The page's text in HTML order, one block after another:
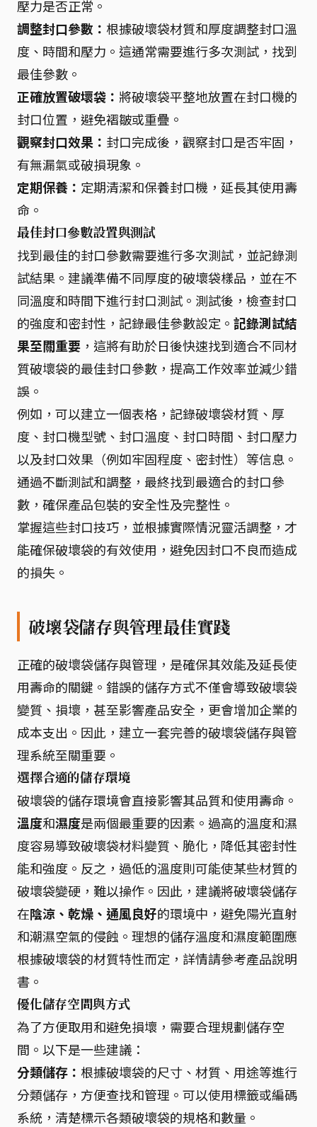
壓力是否正常。
調整封口參數： 根據破壞袋材質和厚度調整封口溫
度、時間和壓力。這通常需要進行多次測試，找到
最佳參數。
正確放置破壞袋： 將破壞袋平整地放置在封口機的
封口位置，避免褶皺或重疊。
觀察封口效果： 封口完成後，觀察封口是否牢固，
有無漏氣或破損現象。
定期保養： 定期清潔和保養封口機，延長其使用壽
命。
最佳封口參數設置與測試
找到最佳的封口參數需要進行多次測試，並記錄測
試結果。建議準備不同厚度的破壞袋樣品，並在不
同溫度和時間下進行封口測試。測試後，檢查封口
的強度和密封性，記錄最佳參數設定。 記錄測試結
果至關重要 ，這將有助於日後快速找到適合不同材
質破壞袋的最佳封口參數，提高工作效率並減少錯
誤。
例如，可以建立一個表格，記錄破壞袋材質、厚
度、封口機型號、封口溫度、封口時間、封口壓力
以及封口效果（例如牢固程度、密封性）等信息。
通過不斷測試和調整，最終找到最適合的封口參
數，確保產品包裝的安全性及完整性。
掌握這些封口技巧，並根據實際情況靈活調整，才
能確保破壞袋的有效使用，避免因封口不良而造成
的損失。
破壞袋儲存與管理最佳實踐
正確的破壞袋儲存與管理，是確保其效能及延長使
用壽命的關鍵。錯誤的儲存方式不僅會導致破壞袋
變質、損壞，甚至影響產品安全，更會增加企業的
成本支出。因此，建立一套完善的破壞袋儲存與管
理系統至關重要。
選擇合適的儲存環境
破壞袋的儲存環境會直接影響其品質和使用壽命。
溫度和濕度是兩個最重要的因素。過高的溫度和濕
度容易導致破壞袋材料變質、脆化，降低其密封性
能和強度。反之，過低的溫度則可能使某些材質的
破壞袋變硬，難以操作。因此，建議將破壞袋儲存
在陰涼、乾燥、通風良好的環境中，避免陽光直射
和潮濕空氣的侵蝕。理想的儲存溫度和濕度範圍應
根據破壞袋的材質特性而定，詳情請參考產品說明
書。
優化儲存空間與方式
為了方便取用和避免損壞，需要合理規劃儲存空
間。以下是一些建議：
分類儲存： 根據破壞袋的尺寸、材質、用途等進行
分類儲存，方便查找和管理。可以使用標籤或編碼
系統，清楚標示各類破壞袋的規格和數量。